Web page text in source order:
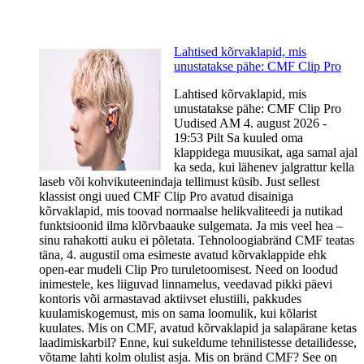
Lahtised kõrvaklapid, mis
unustatakse pähe: CMF Clip Pro
Lahtised kõrvaklapid, mis
unustatakse pähe: CMF Clip Pro
Uudised AM 4. august 2026 -
19:53 Pilt Sa kuuled oma
klappidega muusikat, aga samal ajal
ka seda, kui lähenev jalgrattur kella
laseb või kohvikuteenindaja tellimust küsib. Just sellest
klassist ongi uued CMF Clip Pro avatud disainiga
kõrvaklapid, mis toovad normaalse helikvaliteedi ja nutikad
funktsioonid ilma klõrvbaauke sulgemata. Ja mis veel hea –
sinu rahakotti auku ei põletata. Tehnoloogiabränd CMF teatas
täna, 4. augustil oma esimeste avatud kõrvaklappide ehk
open-ear mudeli Clip Pro turuletoomisest. Need on loodud
inimestele, kes liiguvad linnamelus, veedavad pikki päevi
kontoris või armastavad aktiivset elustiili, pakkudes
kuulamiskogemust, mis on sama loomulik, kui kõlarist
kuulates. Mis on CMF, avatud kõrvaklapid ja salapärane ketas
laadimiskarbil? Enne, kui sukeldume tehnilistesse detailidesse,
võtame lahti kolm olulist asja. Mis on bränd CMF? See on